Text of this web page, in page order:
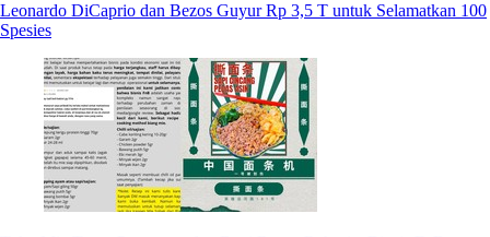
Leonardo DiCaprio dan Bezos Guyur Rp 3,5 T untuk Selamatkan 100
Spesies